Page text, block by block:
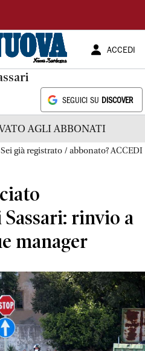
ACCEDI
SEGUICI SU DISCOVER
AGLI ABBONATI
Sei già registrato / abbonato? ACCEDI
Sassari: rinvio a
manager